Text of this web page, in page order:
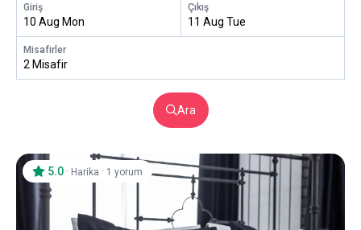
Giriş
10 Aug Mon
Çıkış
11 Aug Tue
Misafirler
2 Misafir
Ara
5.0 · Harika · 1 yorum